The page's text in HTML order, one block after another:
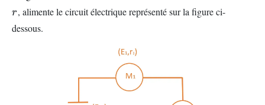
r, alimente le circuit électrique représenté sur la figure ci-
dessous.